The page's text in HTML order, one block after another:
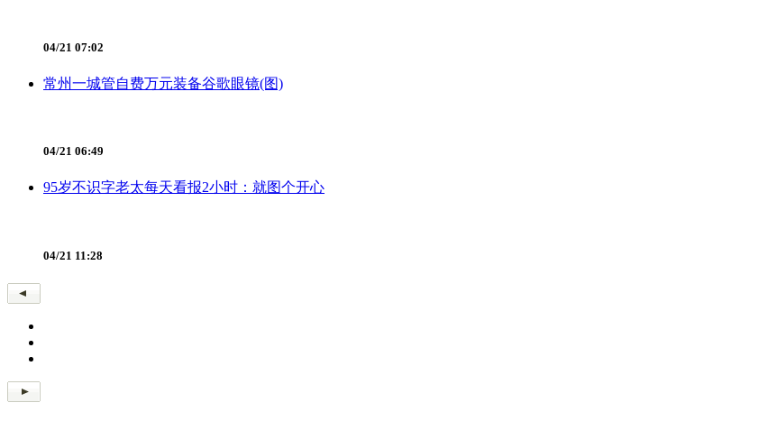
04/21 07:02
常州一城管自费万元装备谷歌眼镜(图)
04/21 06:49
95岁不识字老太每天看报2小时：就图个开心
04/21 11:28